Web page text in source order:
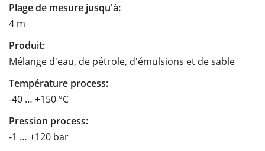
Plage de mesure jusqu'à:
4 m
Produit:
Mélange d'eau, de pétrole, d'émulsions et de sable
Température process:
-40 … +150 °C
Pression process:
-1 … +120 bar